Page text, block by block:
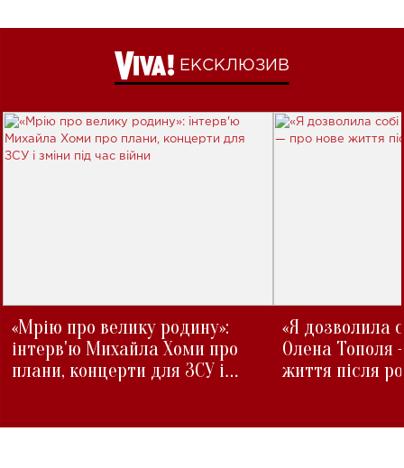
ЕКСКЛЮЗИВ
«Мрію про велику родину»:
інтерв'ю Михайла Хоми про
плани, концерти для ЗСУ і
«Я дозволила
Олена Тополя
життя після